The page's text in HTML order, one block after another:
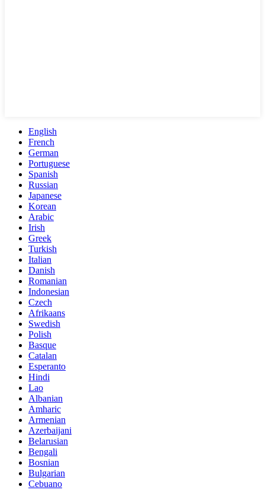
English
French
German
Portuguese
Spanish
Russian
Japanese
Korean
Arabic
Irish
Greek
Turkish
Italian
Danish
Romanian
Indonesian
Czech
Afrikaans
Swedish
Polish
Basque
Catalan
Esperanto
Hindi
Lao
Albanian
Amharic
Armenian
Azerbaijani
Belarusian
Bengali
Bosnian
Bulgarian
Cebuano